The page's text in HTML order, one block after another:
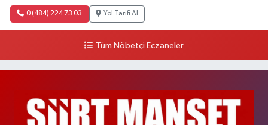
0 (484) 224 73 03 Yol Tarifi Al
Tüm Nöbetçi Eczaneler